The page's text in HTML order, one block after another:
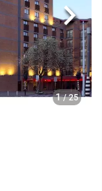
1 / 25